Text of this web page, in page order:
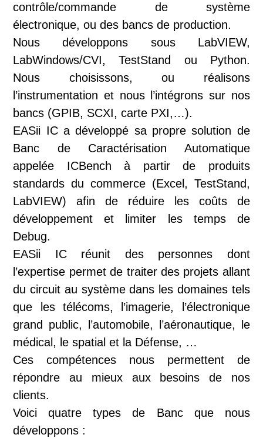
contrôle/commande de système
électronique, ou des bancs de production.
Nous développons sous LabVIEW,
LabWindows/CVI, TestStand ou Python.
Nous choisissons, ou réalisons
l’instrumentation et nous l’intégrons sur nos
bancs (GPIB, SCXI, carte PXI,…).
EASii IC a développé sa propre solution de
Banc de Caractérisation Automatique
appelée ICBench à partir de produits
standards du commerce (Excel, TestStand,
LabVIEW) afin de réduire les coûts de
développement et limiter les temps de
Debug.
EASii IC réunit des personnes dont
l’expertise permet de traiter des projets allant
du circuit au système dans les domaines tels
que les télécoms, l’imagerie, l’électronique
grand public, l’automobile, l’aéronautique, le
médical, le spatial et la Défense, …
Ces compétences nous permettent de
répondre au mieux aux besoins de nos
clients.
Voici quatre types de Banc que nous
développons :